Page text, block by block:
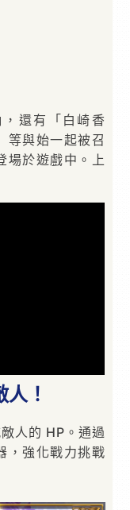
還有「白崎香
等與始一起被召
場於遊戲中。上
！
人的 HP。通過
，強化戰力挑戰